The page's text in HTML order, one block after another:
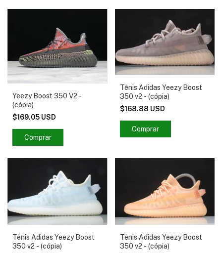
Yeezy Boost 350 V2 -
(cópia)
$169.05 USD
Comprar
Tênis Adidas Yeezy Boost
350 v2 - (cópia)
$168.88 USD
Comprar
Tênis Adidas Yeezy Boost
350 v2 - (cópia)
Tênis Adidas Yeezy Boost
350 v2 - (cópia)